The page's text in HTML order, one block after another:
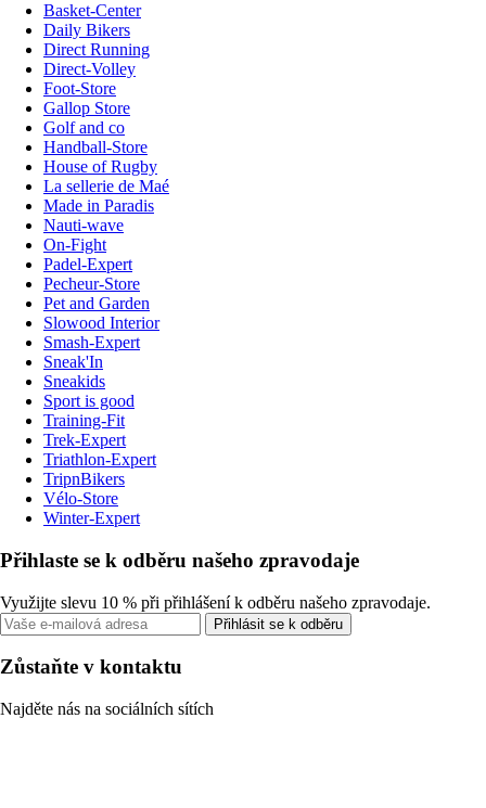
Basket-Center
Daily Bikers
Direct Running
Direct-Volley
Foot-Store
Gallop Store
Golf and co
Handball-Store
House of Rugby
La sellerie de Maé
Made in Paradis
Nauti-wave
On-Fight
Padel-Expert
Pecheur-Store
Pet and Garden
Slowood Interior
Smash-Expert
Sneak'In
Sneakids
Sport is good
Training-Fit
Trek-Expert
Triathlon-Expert
TripnBikers
Vélo-Store
Winter-Expert
Přihlaste se k odběru našeho zpravodaje
Využijte slevu 10 % při přihlášení k odběru našeho zpravodaje.
Přihlásit se k odběru
Zůstaňte v kontaktu
Najděte nás na sociálních sítích